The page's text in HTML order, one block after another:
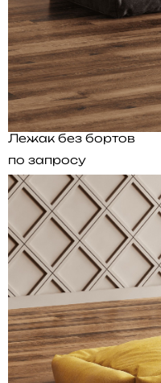
Лежак без бортов
по запросу